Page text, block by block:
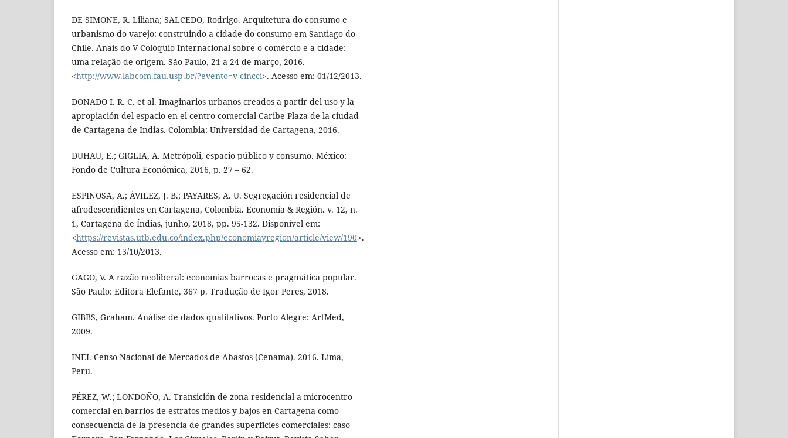
DE SIMONE, R. Liliana; SALCEDO, Rodrigo. Arquitetura do consumo e
urbanismo do varejo: construindo a cidade do consumo em Santiago do
Chile. Anais do V Colóquio Internacional sobre o comércio e a cidade:
uma relação de origem. São Paulo, 21 a 24 de março, 2016.
<http://www.labcom.fau.usp.br/?evento=v-cincci>. Acesso em: 01/12/2013.
DONADO I. R. C. et al. Imaginarios urbanos creados a partir del uso y la
apropiación del espacio en el centro comercial Caribe Plaza de la ciudad
de Cartagena de Indias. Colombia: Universidad de Cartagena, 2016.
DUHAU, E.; GIGLIA, A. Metrópoli, espacio público y consumo. México:
Fondo de Cultura Económica, 2016, p. 27 – 62.
ESPINOSA, A.; ÁVILEZ, J. B.; PAYARES, A. U. Segregación residencial de
afrodescendientes en Cartagena, Colombia. Economía & Región. v. 12, n.
1, Cartagena de Índias, junho, 2018, pp. 95-132. Disponível em:
<https://revistas.utb.edu.co/index.php/economiayregion/article/view/190>.
Acesso em: 13/10/2013.
GAGO, V. A razão neoliberal: economias barrocas e pragmática popular.
São Paulo: Editora Elefante, 367 p. Tradução de Igor Peres, 2018.
GIBBS, Graham. Análise de dados qualitativos. Porto Alegre: ArtMed,
2009.
INEI. Censo Nacional de Mercados de Abastos (Cenama). 2016. Lima,
Peru.
PÉREZ, W.; LONDOÑO, A. Transición de zona residencial a microcentro
comercial en barrios de estratos medios y bajos en Cartagena como
consecuencia de la presencia de grandes superficies comerciales: caso